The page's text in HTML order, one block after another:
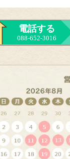
電話する
088-652-3016